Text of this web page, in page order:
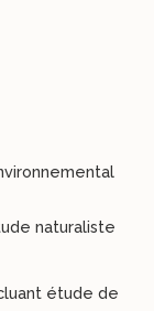
naturaliste
étude de